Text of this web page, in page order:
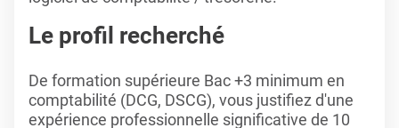
Le profil recherché
De formation supérieure Bac +3 minimum en
comptabilité (DCG, DSCG), vous justifiez d'une
expérience professionnelle significative de 10